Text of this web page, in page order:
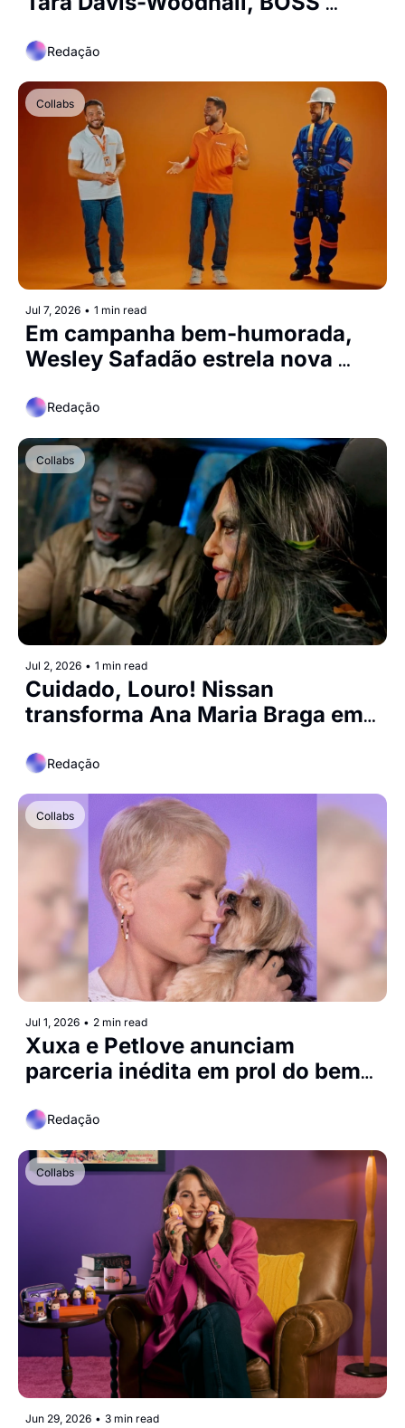
contemporânea
Redação
Collabs
Jul 7, 2026 • 1 min read
Em campanha bem-humorada,
Wesley Safadão estrela nova
Redação
Collabs
Jul 2, 2026 • 1 min read
Cuidado, Louro! Nissan
transforma Ana Maria Braga em
Redação
Collabs
Jul 1, 2026 • 2 min read
Xuxa e Petlove anunciam
parceria inédita em prol do bem-
Redação
Collabs
Jun 29, 2026 • 3 min read